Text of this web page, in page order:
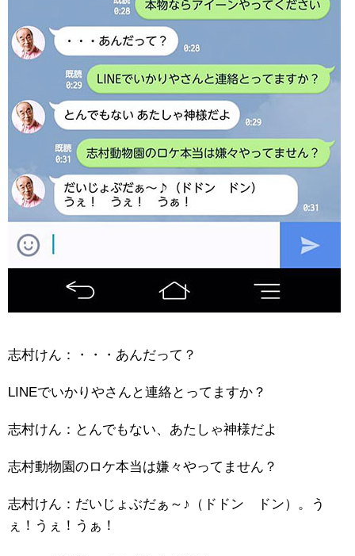
志村けん：・・・あんだって？
LINEでいかりやさんと連絡とってますか？
志村けん：とんでもない、あたしゃ神様だよ
志村動物園のロケ本当は嫌々やってません？
志村けん：だいじょぶだぁ～♪（ドドン ドン）。う
ぇ！うぇ！うぁ！